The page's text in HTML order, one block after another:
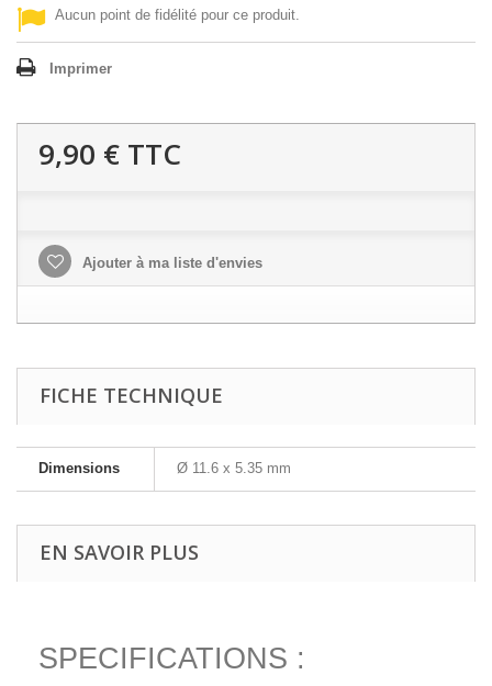
Aucun point de fidélité pour ce produit.
Imprimer
9,90 € TTC
Ajouter à ma liste d'envies
FICHE TECHNIQUE
Dimensions Ø 11.6 x 5.35 mm
EN SAVOIR PLUS
SPECIFICATIONS :